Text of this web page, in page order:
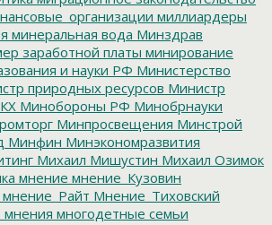
миллиардеры
минеральная вода Минздрав
заработной платы минирование
и науки РФ Министерство
природных ресурсов Министр
Минобороны РФ Минобрнауки
Минпросвещения Минстрой
Минфин Минэкономразвития
Михаил Мишустин Михаил Озимок
мнение мнение_Кузовин
мнение_Райт Мнение_Тиховский
мнения многодетные семьи